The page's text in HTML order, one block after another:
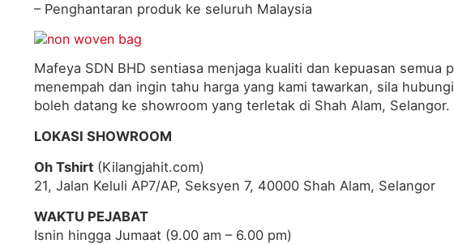
– Penghantaran produk ke seluruh Malaysia
Mafeya SDN BHD sentiasa menjaga kualiti dan kepuasan semua
menempah dan ingin tahu harga yang kami tawarkan, sila
boleh datang ke showroom yang terletak di Shah Alam, Selangor.
LOKASI SHOWROOM
Oh Tshirt (Kilangjahit.com)
21, Jalan Keluli AP7/AP, Seksyen 7, 40000 Shah Alam, Selangor
WAKTU PEJABAT
Isnin hingga Jumaat (9.00 am – 6.00 pm)